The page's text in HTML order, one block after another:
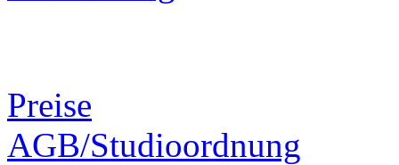
Preise
AGB/Studioordnung